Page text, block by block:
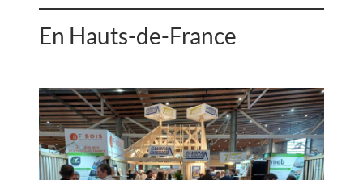
En Hauts-de-France